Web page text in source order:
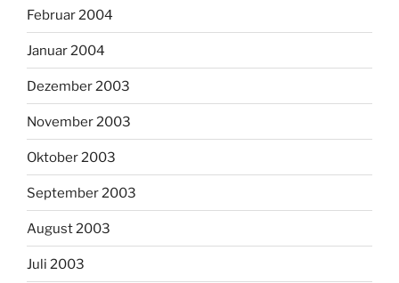
Februar 2004
Januar 2004
Dezember 2003
November 2003
Oktober 2003
September 2003
August 2003
Juli 2003